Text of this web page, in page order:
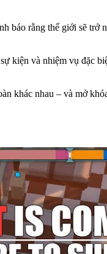
báo rằng thế giới sẽ trở
kiện và nhiệm vụ đặc
khác nhau – và mở